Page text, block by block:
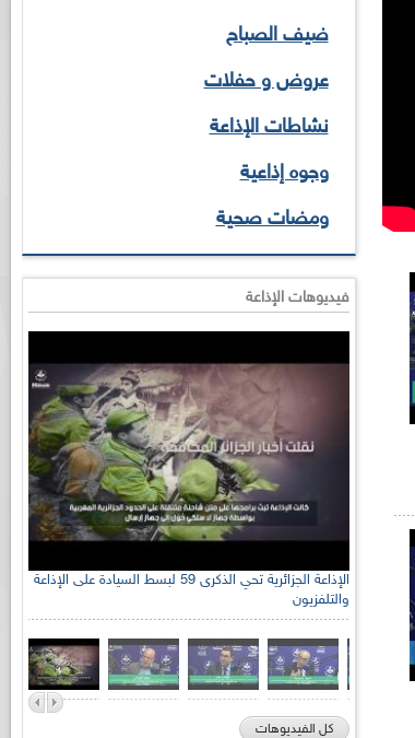
ضيف الصباح
عروض و حفلات
نشاطات الإذاعة
وجوه إذاعية
ومضات صحية
فيديوهات الإذاعة
الإذاعة الجزائرية تحي الذكرى 59 لبسط السيادة على الإذاعة
والتلفزيون
كل الفيديوهات